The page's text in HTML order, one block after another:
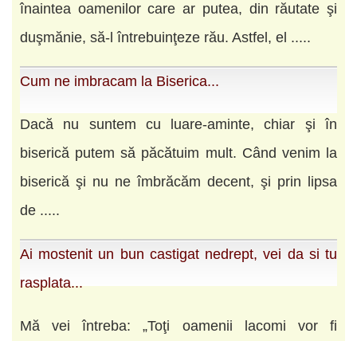
înaintea oamenilor care ar putea, din răutate şi
duşmănie, să-l întrebuinţeze rău. Astfel, el .....
Cum ne imbracam la Biserica...
Dacă nu suntem cu luare-aminte, chiar şi în
biserică putem să păcătuim mult. Când venim la
biserică şi nu ne îmbrăcăm decent, şi prin lipsa
de .....
Ai mostenit un bun castigat nedrept, vei da si tu
rasplata...
Mă vei întreba: „Toţi oamenii lacomi vor fi